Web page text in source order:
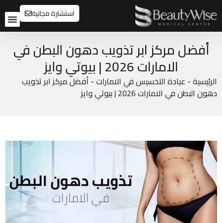
استشارة مجانية
أفضل مركز ابر تذويب دهون البطن في
الامارات 2026 | بيوتي وايز
الرئيسية- عيادة التخسيس في الامارات- أفضل مركز ابر تذويب
دهون البطن في الامارات 2026 | بيوتي وايز